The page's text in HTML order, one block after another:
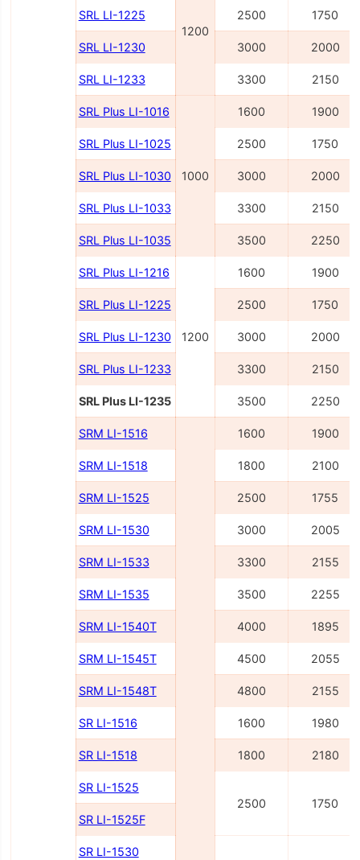
1200
SRL LI-1225 2500 1750
SRL LI-1230 3000 2000
SRL LI-1233 3300 2150
SRL Plus LI-1016
1000
1600 1900
SRL Plus LI-1025 2500 1750
SRL Plus LI-1030 3000 2000
SRL Plus LI-1033 3300 2150
SRL Plus LI-1035 3500 2250
SRL Plus LI-1216
1200
1600 1900
SRL Plus LI-1225 2500 1750
SRL Plus LI-1230 3000 2000
SRL Plus LI-1233 3300 2150
SRL Plus LI-1235 3500 2250
SRM LI-1516 1600 1900
SRM LI-1518 1800 2100
SRM LI-1525 2500 1755
SRM LI-1530 3000 2005
SRM LI-1533 3300 2155
SRM LI-1535 3500 2255
SRM LI-1540Т 4000 1895
SRM LI-1545Т 4500 2055
SRM LI-1548Т 4800 2155
SR LI-1516 1600 1980
SR LI-1518 1800 2180
SR LI-1525
2500
1750
SR LI-1525F
SR LI-1530